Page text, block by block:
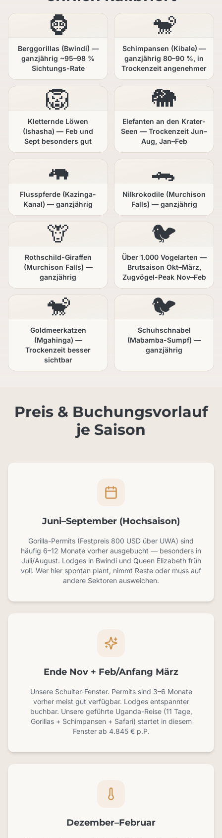
🦍
Berggorillas (Bwindi) —
ganzjährig ~95–98 %
Sichtungs-Rate
🐒
Schimpansen (Kibale) —
ganzjährig 80–90 %, in
Trockenzeit angenehmer
🦁
Kletternde Löwen
(Ishasha) — Feb und
Sept besonders gut
🐘
Elefanten an den Krater-
Seen — Trockenzeit Jun–
Aug, Jan–Feb
🦛
Flusspferde (Kazinga-
Kanal) — ganzjährig
🐊
Nilkrokodile (Murchison
Falls) — ganzjährig
🦒
Rothschild-Giraffen
(Murchison Falls) —
ganzjährig
🐦
Über 1.000 Vogelarten —
Brutsaison Okt–März,
Zugvögel-Peak Nov–Feb
🐒
Goldmeerkatzen
(Mgahinga) —
Trockenzeit besser
sichtbar
🐦
Schuhschnabel
(Mabamba-Sumpf) —
ganzjährig
Preis & Buchungsvorlauf
je Saison
Juni–September (Hochsaison)
Gorilla-Permits (Festpreis 800 USD über UWA) sind
häufig 6–12 Monate vorher ausgebucht — besonders in
Juli/August. Lodges in Bwindi und Queen Elizabeth früh
voll. Wer hier spontan plant, nimmt Reste oder muss auf
andere Sektoren ausweichen.
Ende Nov + Feb/Anfang März
Unsere Schulter-Fenster. Permits sind 3–6 Monate
vorher meist gut verfügbar. Lodges entspannter
buchbar. Unsere geführte Uganda-Reise (11 Tage,
Gorillas + Schimpansen + Safari) startet in diesem
Fenster ab 4.845 € p.P.
Dezember–Februar